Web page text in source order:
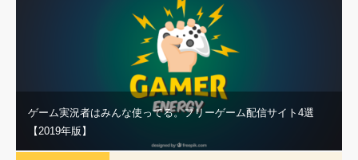
ゲーム実況者はみんな使ってる。フリーゲーム配信サイト4選
【2019年版】